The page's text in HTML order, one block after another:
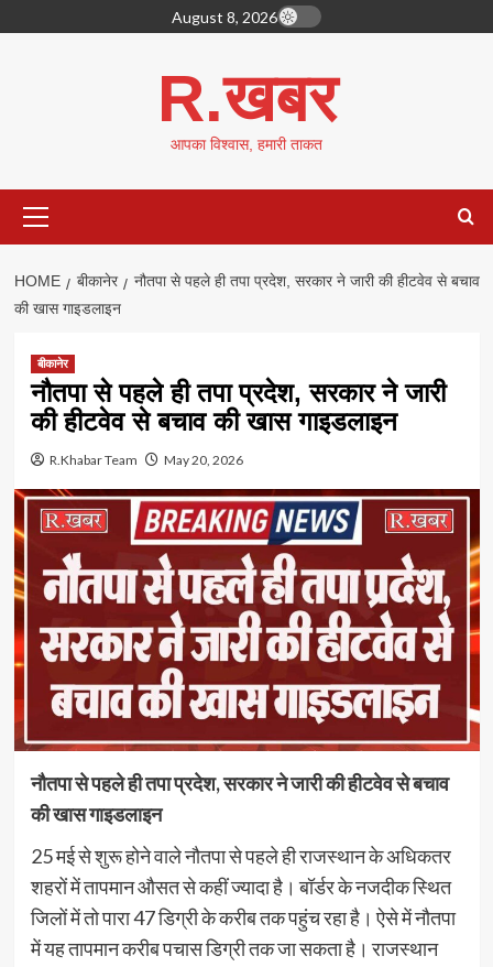
to
August 8, 2026
R.खबर
आपका विश्वास, हमारी ताकत
Menu
HOME बीकानेर
नौतपा से पहले ही तपा प्रदेश, सरकार ने जारी की हीटवेव से बचाव
की खास गाइडलाइन
बीकानेर
नौतपा से पहले ही तपा प्रदेश, सरकार ने जारी
की हीटवेव से बचाव की खास गाइडलाइन
R.Khabar Team May 20, 2026
नौतपा से पहले ही तपा प्रदेश, सरकार ने जारी की हीटवेव से बचाव
की खास गाइडलाइन
25 मई से शुरू होने वाले नौतपा से पहले ही राजस्थान के अधिकतर
शहरों में तापमान औसत से कहीं ज्यादा है। बॉर्डर के नजदीक स्थित
जिलों में तो पारा 47 डिग्री के करीब तक पहुंच रहा है। ऐसे में नौतपा
में यह तापमान करीब पचास डिग्री तक जा सकता है। राजस्थान